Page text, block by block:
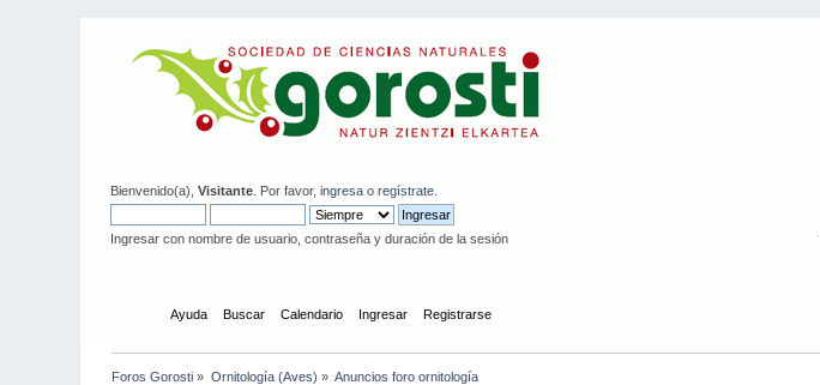
Bienvenido(a),Visitante . Por favor,ingresa oregístrate
Ingresar con nombre de usuario, contraseña y duración de la sesión
Ayuda Buscar Calendario Ingresar Registrarse
Foros Gorosti » Ornitología (Aves) » Anuncios foro ornitología